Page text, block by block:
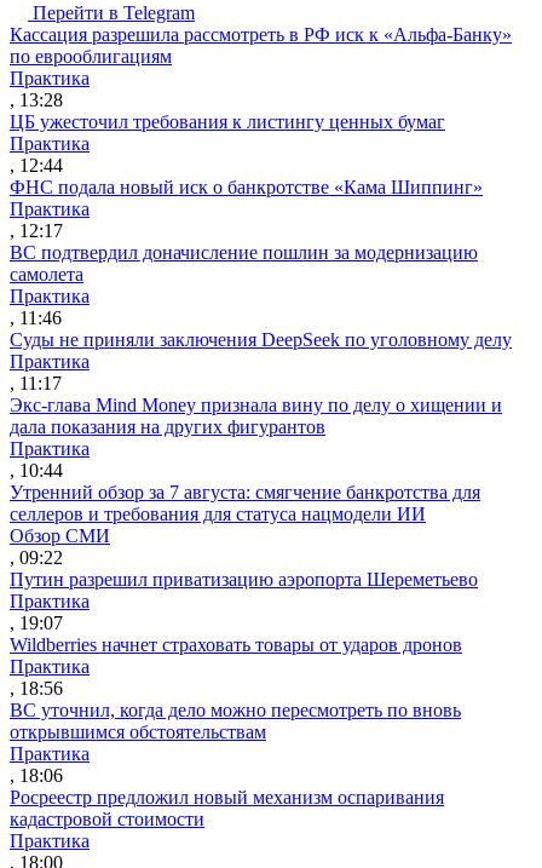
Перейти в Telegram
Кассация разрешила рассмотреть в РФ иск к «Альфа-Банку»
по еврооблигациям
Практика
, 13:28
ЦБ ужесточил требования к листингу ценных бумаг
Практика
, 12:44
ФНС подала новый иск о банкротстве «Кама Шиппинг»
Практика
, 12:17
ВС подтвердил доначисление пошлин за модернизацию
самолета
Практика
, 11:46
Суды не приняли заключения DeepSeek по уголовному делу
Практика
, 11:17
Экс-глава Mind Money признала вину по делу о хищении и
дала показания на других фигурантов
Практика
, 10:44
Утренний обзор за 7 августа: смягчение банкротства для
селлеров и требования для статуса нацмодели ИИ
Обзор СМИ
, 09:22
Путин разрешил приватизацию аэропорта Шереметьево
Практика
, 19:07
Wildberries начнет страховать товары от ударов дронов
Практика
, 18:56
ВС уточнил, когда дело можно пересмотреть по вновь
открывшимся обстоятельствам
Практика
, 18:06
Росреестр предложил новый механизм оспаривания
кадастровой стоимости
Практика
, 18:00